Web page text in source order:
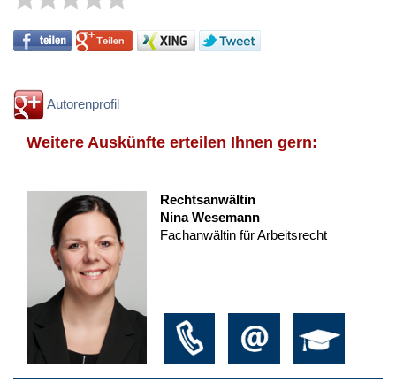
Autorenprofil
Weitere Auskünfte erteilen Ihnen gern:
Rechtsanwältin
Nina Wesemann
Fachanwältin für Arbeitsrecht